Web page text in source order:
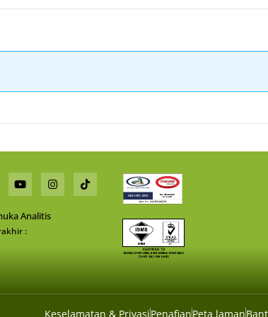
Analitis
:
Keselamatan & PrivasiPenafianPeta laman